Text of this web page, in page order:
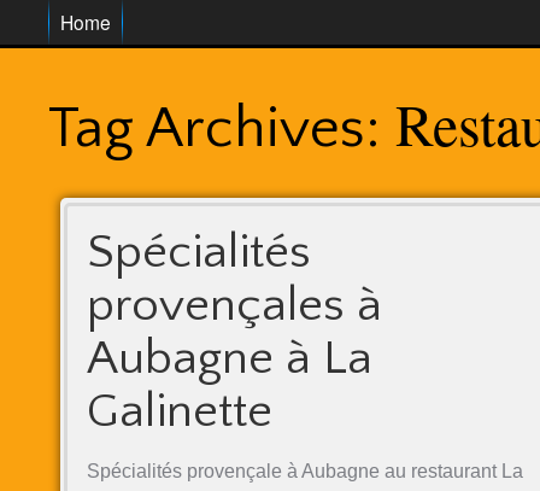
Home
Tag Archives:
Spécialités
provençales à
Aubagne à La
Galinette
Spécialités provençale à Aubagne au restaurant La